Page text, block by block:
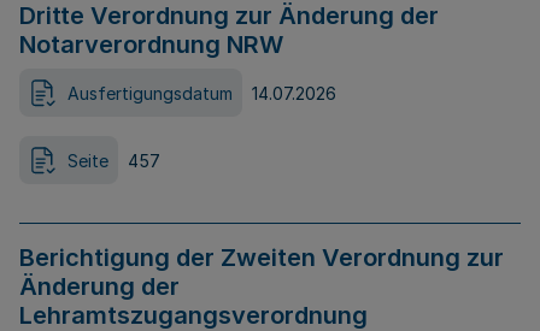
Dritte Verordnung zur Änderung der
Notarverordnung NRW
Ausfertigungsdatum 14.07.2026
Seite 457
Berichtigung der Zweiten Verordnung zur
Änderung der
Lehramtszugangsverordnung